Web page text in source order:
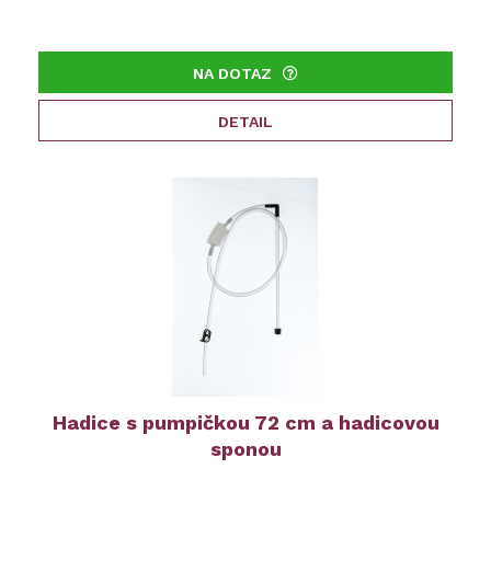
NA DOTAZ
DETAIL
Hadice s pumpičkou 72 cm a hadicovou
sponou